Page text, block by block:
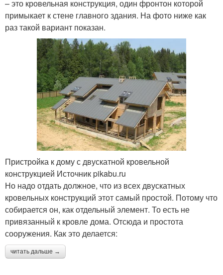
– это кровельная конструкция, один фронтон которой
примыкает к стене главного здания. На фото ниже как
раз такой вариант показан.
Пристройка к дому с двускатной кровельной
конструкцией Источник pikabu.ru
Но надо отдать должное, что из всех двускатных
кровельных конструкций этот самый простой. Потому что
собирается он, как отдельный элемент. То есть не
привязанный к кровле дома. Отсюда и простота
сооружения. Как это делается:
читать дальше →